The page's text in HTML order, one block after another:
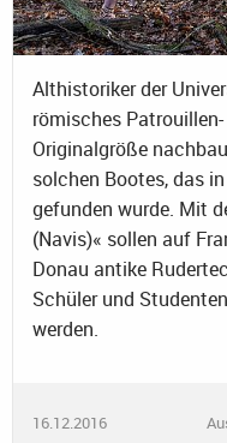
Althistoriker der
römisches
Originalgröße
solchen Bootes, das
gefunden wurde. Mit
(Navis)« sollen auf
Donau antike
Schüler und
werden.
16.12.2016